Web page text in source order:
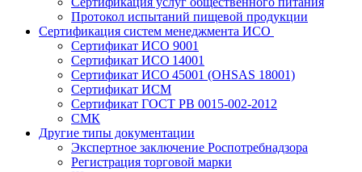
Протокол испытаний пищевой продукции
Сертификация систем менеджмента ИСО
Сертификат ИСО 9001
Сертификат ИСО 14001
Сертификат ИСО 45001 (OHSAS 18001)
Сертификат ИСМ
Сертификат ГОСТ РВ 0015-002-2012
СМК
Другие типы документации
Экспертное заключение Роспотребнадзора
Регистрация торговой марки